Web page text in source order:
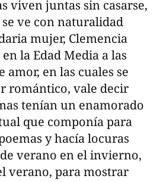
viven juntas sin casarse,
se ve con naturalidad
mujer, Clemencia
la Edad Media a las
amor, en las cuales se
romántico, vale decir
tenían un enamorado
que componía para
y hacía locuras
verano en el invierno,
verano, para mostrar